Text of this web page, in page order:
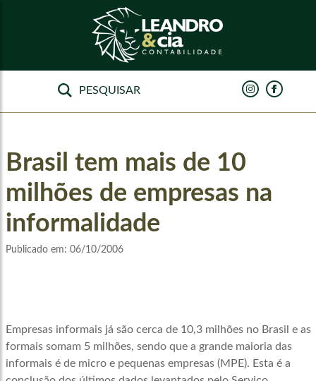
Brasil tem mais de 10
milhões de empresas na
informalidade
Publicado em: 06/10/2006
Empresas informais já são cerca de 10,3 milhões no Brasil e as
formais somam 5 milhões, sendo que a grande maioria das
informais é de micro e pequenas empresas (MPE). Esta é a